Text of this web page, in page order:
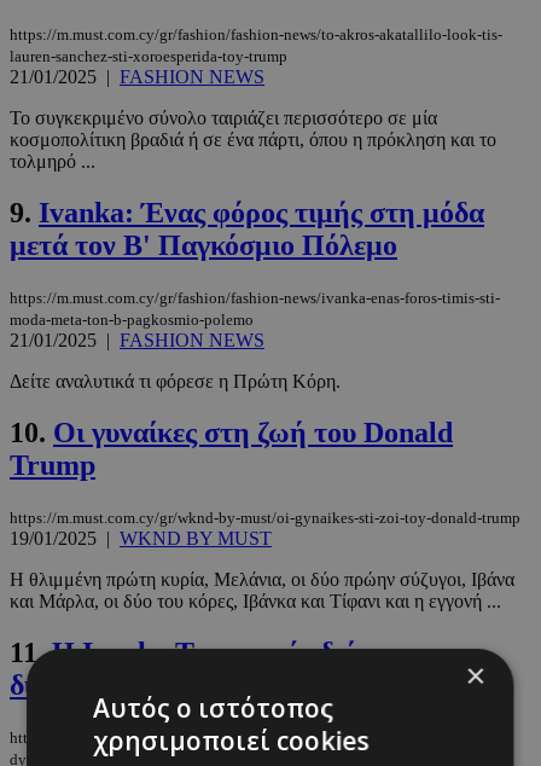
https://m.must.com.cy/gr/fashion/fashion-news/to-akros-akatallilo-look-tis-
lauren-sanchez-sti-xoroesperida-toy-trump
21/01/2025 | FASHION NEWS
Το συγκεκριμένο σύνολο ταιριάζει περισσότερο σε μία
κοσμοπολίτικη βραδιά ή σε ένα πάρτι, όπου η πρόκληση και το
τολμηρό ...
9. Ivanka: Ένας φόρος τιμής στη μόδα
μετά τον Β' Παγκόσμιο Πόλεμο
https://m.must.com.cy/gr/fashion/fashion-news/ivanka-enas-foros-timis-sti-
moda-meta-ton-b-pagkosmio-polemo
21/01/2025 | FASHION NEWS
Δείτε αναλυτικά τι φόρεσε η Πρώτη Κόρη.
10. Οι γυναίκες στη ζωή του Donald
Trump
https://m.must.com.cy/gr/wknd-by-must/oi-gynaikes-sti-zoi-toy-donald-trump
19/01/2025 | WKND BY MUST
Η θλιμμένη πρώτη κυρία, Μελάνια, οι δύο πρώην σύζυγοι, Ιβάνα
και Μάρλα, οι δύο του κόρες, Ιβάνκα και Τίφανι και η εγγονή ...
11.Η Ivanka Trump μάς δείχνει τις
δυνατότητές της στο surfing
https://m.must.com.cy/gr/people/celebs/i-ivanka-trump-mas-deixnei-tis-
dynatotites-tis-sto-surfing
×
Αυτός ο ιστότοπος
χρησιμοποιεί cookies